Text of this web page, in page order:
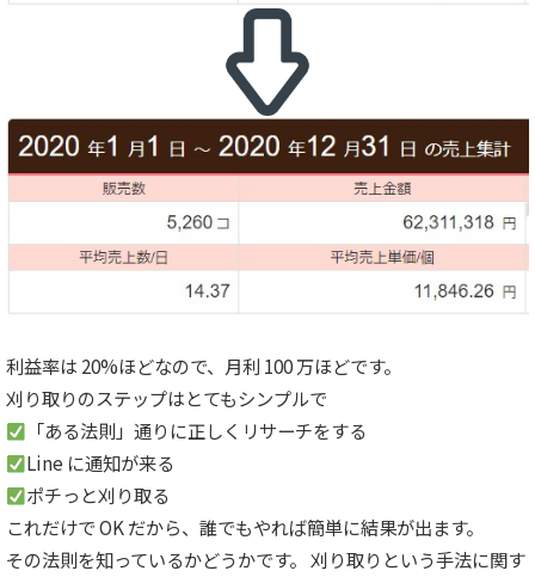
利益率は 20%ほどなので、月利 100 万ほどです。
刈り取りのステップはとてもシンプルで
「ある法則」通りに正しくリサーチをする
Line に通知が来る
ポチっと刈り取る
これだけで OK だから、誰でもやれば簡単に結果が出ます。
その法則を知っているかどうかです。 刈り取りという手法に関す